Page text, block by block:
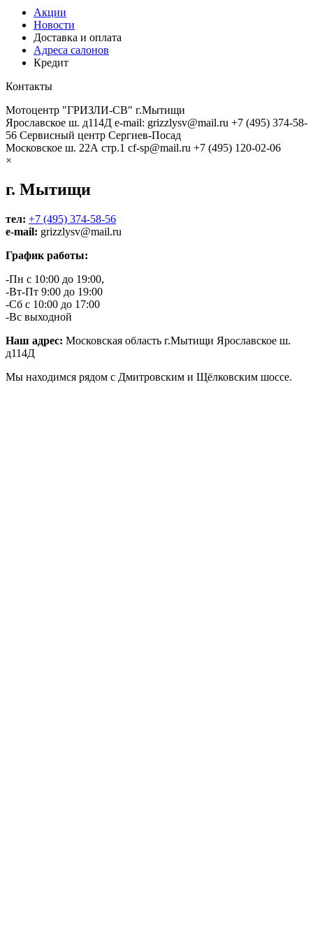
Акции
Новости
Доставка и оплата
Адреса салонов
Кредит
Контакты
Мотоцентр "ГРИЗЛИ-СВ" г.Мытищи
Ярославское ш. д114Д e-mail: grizzlysv@mail.ru +7 (495) 374-58-
56 Сервисный центр Сергиев-Посад
Московское ш. 22А стр.1 cf-sp@mail.ru +7 (495) 120-02-06
×
г. Мытищи
тел: +7 (495) 374-58-56
e-mail: grizzlysv@mail.ru
График работы:
-Пн с 10:00 до 19:00,
-Вт-Пт 9:00 до 19:00
-Сб с 10:00 до 17:00
-Вс выходной
Наш адрес: Московская область г.Мытищи Ярославское ш.
д114Д
Мы находимся рядом с Дмитровским и Щёлковским шоссе.